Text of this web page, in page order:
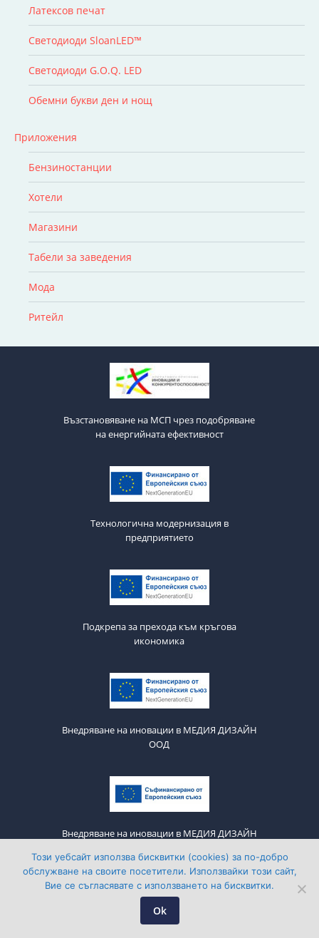
Латексов печат
Светодиоди SloanLED™
Светодиоди G.O.Q. LED
Обемни букви ден и нощ
Приложения
Бензиностанции
Хотели
Магазини
Табели за заведения
Мода
Ритейл
Възстановяване на МСП чрез подобряване
на енергийната ефективност
Технологична модернизация в
предприятието
Подкрепа за прехода към кръгова
икономика
Внедряване на иновации в МЕДИЯ ДИЗАЙН
ООД
Внедряване на иновации в МЕДИЯ ДИЗАЙН
Media Design © 2011-2026 All Rights Reserved
Този уебсайт използва бисквитки (cookies) за по-добро
обслужване на своите посетители. Използвайки този сайт,
Вие се съгласявате с използването на бисквитки.
Ok